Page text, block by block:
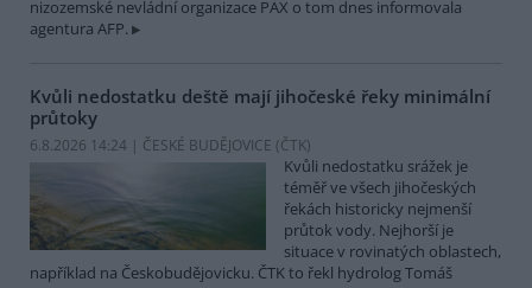
nizozemské nevládní organizace PAX o tom dnes informovala
agentura AFP.
Kvůli nedostatku deště mají jihočeské řeky minimální
průtoky
6.8.2026 14:24 | ČESKÉ BUDĚJOVICE (ČTK)
Kvůli nedostatku srážek je
téměř ve všech jihočeských
řekách historicky nejmenší
průtok vody. Nejhorší je
situace v rovinatých oblastech,
například na Českobudějovicku. ČTK to řekl hydrolog Tomáš